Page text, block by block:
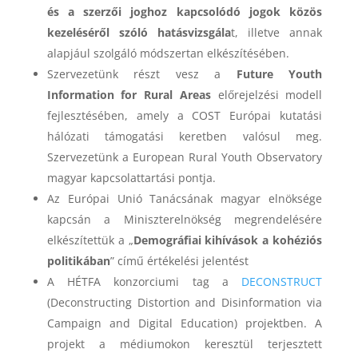
és a szerzői joghoz kapcsolódó jogok közös
kezeléséről szóló hatásvizsgálat, illetve annak
alapjául szolgáló módszertan elkészítésében.
Szervezetünk részt vesz a Future Youth
Information for Rural Areaselőrejelzési modell
fejlesztésében, amely a COST Európai kutatási
hálózati támogatási keretben valósul meg.
Szervezetünk a European Rural Youth Observatory
magyar kapcsolattartási pontja.
Az Európai Unió Tanácsának magyar elnöksége
kapcsán a Miniszterelnökség megrendelésére
elkészítettük a „Demográfiai kihívások a kohéziós
politikában” című értékelési jelentést
A HÉTFA konzorciumi tag a DECONSTRUCT
(Deconstructing Distortion and Disinformation via
Campaign and Digital Education) projektben. A
projekt a médiumokon keresztül terjesztett